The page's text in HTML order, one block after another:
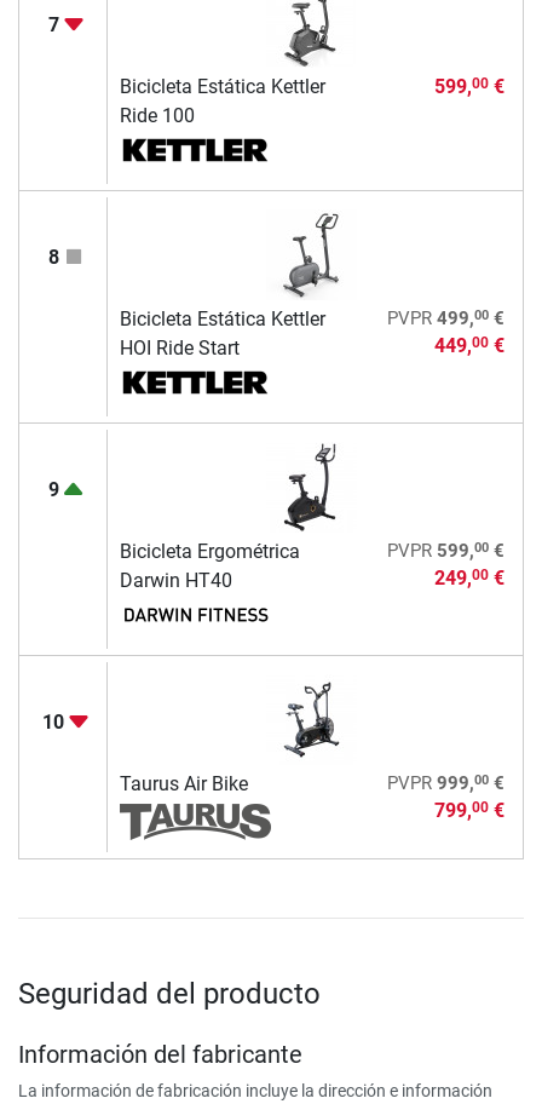
7
Bicicleta Estática Kettler
Ride 100
599,00€
8
Bicicleta Estática Kettler
HOI Ride Start
PVPR 499,00€
449,00€
9
Bicicleta Ergométrica
Darwin HT40
PVPR 599,00€
249,00€
10
Taurus Air Bike PVPR 999,00€
799,00€
Seguridad del producto
Información del fabricante
La información de fabricación incluye la dirección e información